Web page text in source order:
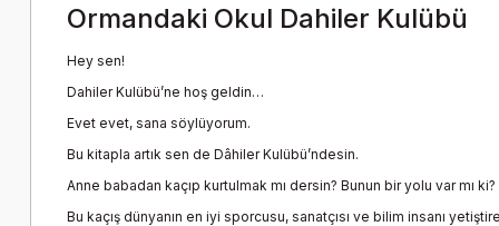
Ormandaki Okul Dahiler Kulübü
Hey sen!
Dahiler Kulübü’ne hoş geldin…
Evet evet, sana söylüyorum.
Bu kitapla artık sen de Dâhiler Kulübü’ndesin.
Anne babadan kaçıp kurtulmak mı dersin? Bunun bir yolu var mı ki?
Bu kaçış dünyanın en iyi sporcusu, sanatçısı ve bilim insanı